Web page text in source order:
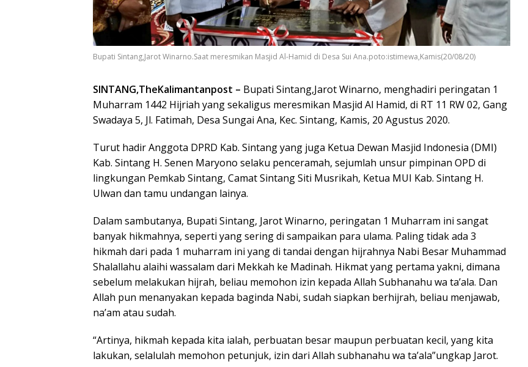
Bupati Sintang,Jarot Winarno.Saat meresmikan Masjid Al-Hamid di Desa Sui Ana.poto:istimewa,Kamis(20/08/20)
SINTANG,TheKalimantanpost – Bupati Sintang,Jarot Winarno, menghadiri peringatan 1
Muharram 1442 Hijriah yang sekaligus meresmikan Masjid Al Hamid, di RT 11 RW 02, Gang
Swadaya 5, Jl. Fatimah, Desa Sungai Ana, Kec. Sintang, Kamis, 20 Agustus 2020.
Turut hadir Anggota DPRD Kab. Sintang yang juga Ketua Dewan Masjid Indonesia (DMI)
Kab. Sintang H. Senen Maryono selaku penceramah, sejumlah unsur pimpinan OPD di
lingkungan Pemkab Sintang, Camat Sintang Siti Musrikah, Ketua MUI Kab. Sintang H.
Ulwan dan tamu undangan lainya.
Dalam sambutanya, Bupati Sintang, Jarot Winarno, peringatan 1 Muharram ini sangat
banyak hikmahnya, seperti yang sering di sampaikan para ulama. Paling tidak ada 3
hikmah dari pada 1 muharram ini yang di tandai dengan hijrahnya Nabi Besar Muhammad
Shalallahu alaihi wassalam dari Mekkah ke Madinah. Hikmat yang pertama yakni, dimana
sebelum melakukan hijrah, beliau memohon izin kepada Allah Subhanahu wa ta’ala. Dan
Allah pun menanyakan kepada baginda Nabi, sudah siapkan berhijrah, beliau menjawab,
na’am atau sudah.
“Artinya, hikmah kepada kita ialah, perbuatan besar maupun perbuatan kecil, yang kita
lakukan, selalulah memohon petunjuk, izin dari Allah subhanahu wa ta’ala”ungkap Jarot.